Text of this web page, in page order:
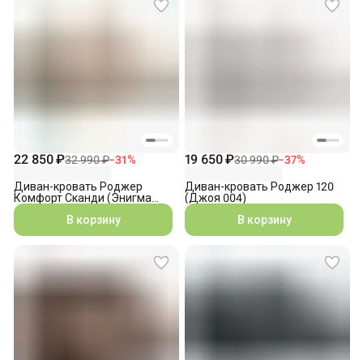
22 850 ₽32 990 ₽−31%
Диван-кровать Роджер
Комфорт Сканди (Энигма
003)
В корзину
19 650 ₽30 990 ₽−37%
Диван-кровать Роджер 120
(Джоя 004)
В корзину